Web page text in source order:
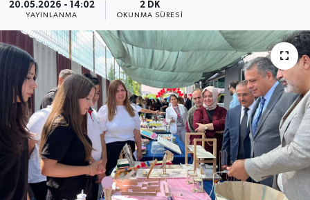
20.05.2026 - 14:02
YAYINLANMA
2 DK
OKUNMA SÜRESI